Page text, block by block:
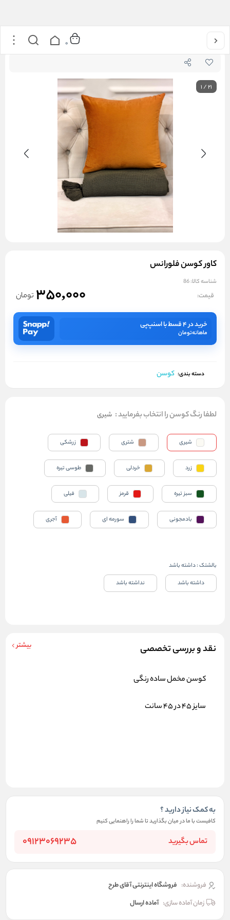
خانه 0
1/21
کاور کوسن فلورانس
شناسه کالا:86
قیمت: 350,000 تومان
خرید در ۴ قسط با اسنپ‌پی
ماهانهتومان
دسته بندی: کوسن
نقد و بررسی تخصصی بیشتر
کوسن مخمل ساده رنگی
سایز ۴۵ در ۴۵ سانت
به کمک نیاز دارید ؟
کافیست با ما در میان بگذارید تا شما را راهنمایی کنیم
تماس بگیرید 09123069235
فروشنده: فروشگاه اینترنتی آقای طرح
زمان آماده سازی: آماده ارسال
لطفا رنگ کوسن را انتخاب بفرمایید: شیری
شیری شتری زرشکی
زرد خردلی طوسی تیره
سبز تیره قرمز فیلی
بادمجونی سورمه ای آجری
بالشتک:داشته باشد
داشته باشد
نداشته باشد